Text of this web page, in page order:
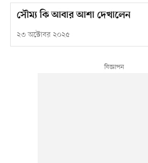
সৌম্য কি আবার আশা দেখালেন
২৩ অক্টোবর ২০২৫